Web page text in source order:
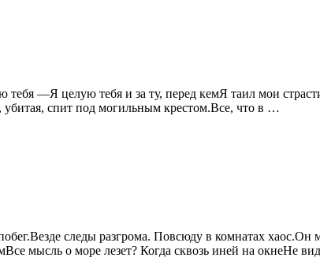
тебя —Я целую тебя и за ту, перед кемЯ таил мои
спит под могильным крестом.Все, что в …
следы разгрома. Повсюду в комнатах
мысль о море лезет? Когда сквозь иней на окнеНе